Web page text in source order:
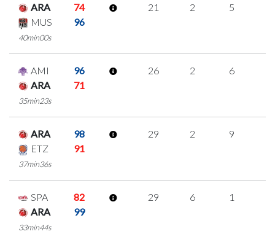
ARA
74
MUS
96
40min00s
21 2 5
AMI
96
ARA
71
35min23s
26 2 6
ARA
98
ETZ
91
37min36s
29 2 9
SPA
82
ARA
99
33min44s
29 6 1